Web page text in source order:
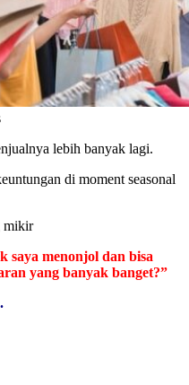
lebih banyak lagi.
di moment seasonal
mikir
saya menonjol dan bisa
yang banyak banget?”